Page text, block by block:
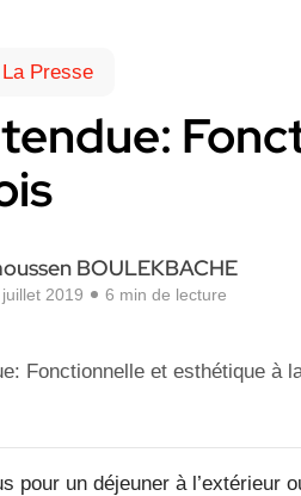
Presse
BOULEKBACHE
2019 6 min de lecture
pour un déjeuner à l’extérieur